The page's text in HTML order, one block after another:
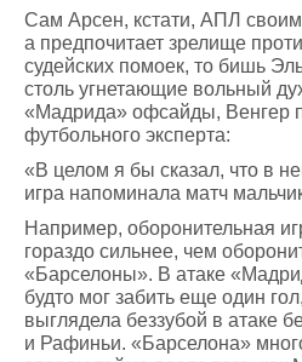
Сам Арсен, кстати, АПЛ
а предпочитает зрелище
судейских помоек, то бишь
столь угнетающие вольный
«Мадрида» офсайды, Венгер
футбольного эксперта:
«В целом я бы сказал, что в
игра напоминала матч
Например, оборонительная
гораздо сильнее, чем
«Барселоны». В атаке
будто мог забить еще один
выглядела беззубой в атаке
и Рафиньи. «Барселона»